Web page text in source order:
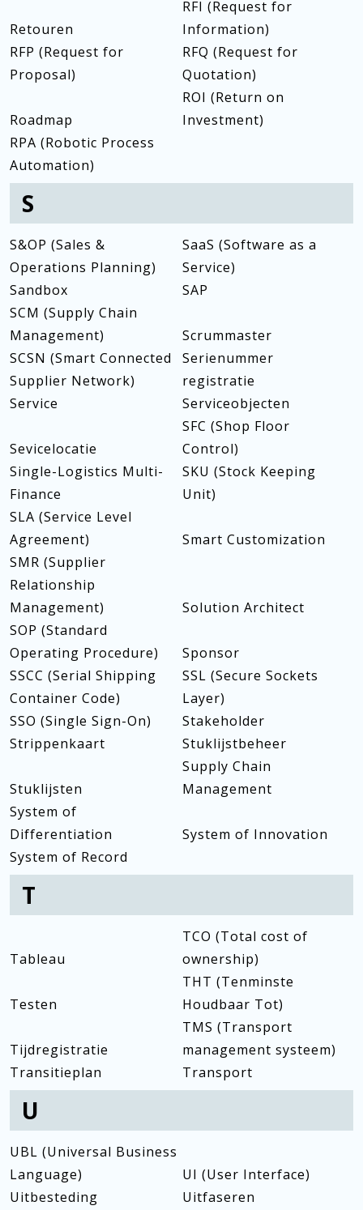
Retouren
RFI (Request for
Information)
RFP (Request for
Proposal)
RFQ (Request for
Quotation)
Roadmap
ROI (Return on
Investment)
RPA (Robotic Process
Automation)
S
S&OP (Sales &
Operations Planning)
SaaS (Software as a
Service)
Sandbox
SAP
SCM (Supply Chain
Management)
Scrummaster
SCSN (Smart Connected
Supplier Network)
Serienummer
registratie
Service
Serviceobjecten
Sevicelocatie
SFC (Shop Floor
Control)
Single-Logistics Multi-
Finance
SKU (Stock Keeping
Unit)
SLA (Service Level
Agreement)
Smart Customization
SMR (Supplier
Relationship
Management)
Solution Architect
SOP (Standard
Operating Procedure)
Sponsor
SSCC (Serial Shipping
Container Code)
SSL (Secure Sockets
Layer)
SSO (Single Sign-On)
Stakeholder
Strippenkaart
Stuklijstbeheer
Stuklijsten
Supply Chain
Management
System of
Differentiation
System of Innovation
System of Record
T
Tableau
TCO (Total cost of
ownership)
Testen
THT (Tenminste
Houdbaar Tot)
Tijdregistratie
TMS (Transport
management systeem)
Transitieplan
Transport
U
UBL (Universal Business
Language)
UI (User Interface)
Uitbesteding
Uitfaseren